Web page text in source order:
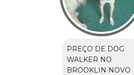
PREÇO DE DOG
WALKER NO
BROOKLIN NOVO